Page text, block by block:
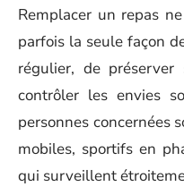
Remplacer un repas
parfois la seule façon
régulier, de préserver
contrôler les envies
personnes concernées
mobiles, sportifs en
qui surveillent